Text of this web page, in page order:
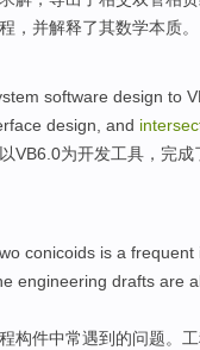
，并解释了其数学本质。
software design to
design, and
以VB6.0为开发工具 ， 完成
conicoids is a frequent
engineering drafts are
构件中常遇到 的问题。